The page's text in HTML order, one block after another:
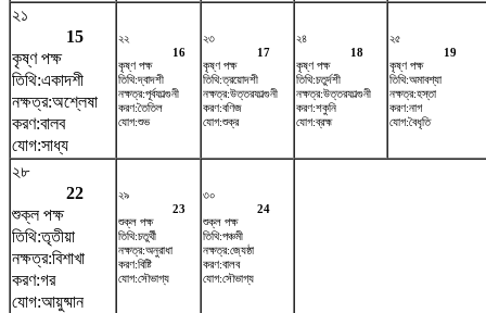
২১
15
কৃষ্ণ পক্ষ
তিথি:একাদশী
নক্ষত্র:অশ্লেষা
করণ:বালব
যোগ:সাধ্য
২২
16
কৃষ্ণ পক্ষ
তিথি:দ্বাদশী
নক্ষত্র:পূর্বফাল্গুনী
করণ:তৈতিল
যোগ:শুভ
২৩
17
কৃষ্ণ পক্ষ
তিথি:ত্রয়োদশী
নক্ষত্র:উত্তরফাল্গুনী
করণ:বণিজ
যোগ:শুক্র
২৪
18
কৃষ্ণ পক্ষ
তিথি:চতুর্দশী
নক্ষত্র:উত্তরফাল্গুনী
করণ:শকুনি
যোগ:ব্রহ্ম
২৫
19
কৃষ্ণ পক্ষ
তিথি:অমাবশ্যা
নক্ষত্র:হস্তা
করণ:নাগ
যোগ:বৈধৃতি
২৮
22
শুক্ল পক্ষ
তিথি:তৃতীয়া
নক্ষত্র:বিশাখা
করণ:গর
যোগ:আয়ুষ্মান
২৯
23
শুক্ল পক্ষ
তিথি:চতুর্থী
নক্ষত্র:অনুরাধা
করণ:বিষ্টি
যোগ:সৌভাগ্য
৩০
24
শুক্ল পক্ষ
তিথি:পঞ্চমী
নক্ষত্র:জ্যেষ্ঠা
করণ:বালব
যোগ:সৌভাগ্য